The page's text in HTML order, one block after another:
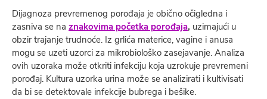
Dijagnoza prevremenog porođaja je obično očigledna i
zasniva se na znakovima početka porođaja, uzimajući u
obzir trajanje trudnoće. Iz grlića materice, vagine i anusa
mogu se uzeti uzorci za mikrobiološko zasejavanje. Analiza
ovih uzoraka može otkriti infekciju koja uzrokuje prevremeni
porođaj. Kultura uzorka urina može se analizirati i kultivisati
da bi se detektovale infekcije bubrega i bešike.